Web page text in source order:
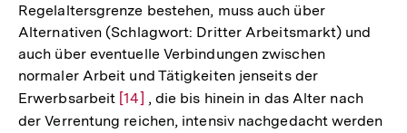
Regelaltersgrenze bestehen, muss auch über
Alternativen (Schlagwort: Dritter Arbeitsmarkt) und
auch über eventuelle Verbindungen zwischen
normaler Arbeit und Tätigkeiten jenseits der
Erwerbsarbeit Zur
Auflösung
[14] , die bis hinein in das Alter nach
der Verrentung reichen, intensiv nachgedacht werden